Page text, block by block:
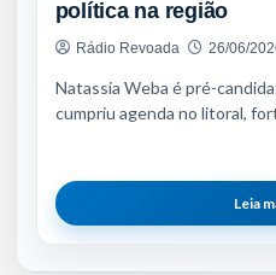
política na região
Rádio Revoada 26/06/
Natassia Weba é pré-
cumpriu agenda no litoral,
Leia